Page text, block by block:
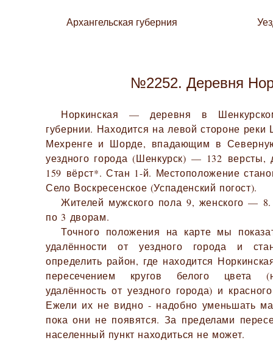
Архангельская губерния
№2252. Деревня
Норкинская — деревня в
губернии. Находится на левой стороне
Мехренге и Шорде, впадающим в
уездного города (Шенкурск) — 132
159 вёрст*. Стан 1-й. Местоположение
Село Воскресенское (Успаденский погост).
Жителей мужского пола 9, женского —
по 3 дворам.
Точного положения на карте мы
удалённости от уездного города и
определить район, где находится
пересечением кругов белого цвета
удалённость от уездного города) и
Ежели их не видно - надобно уменьшать
пока они не появятся. За пределами
населенный пункт находиться не может.